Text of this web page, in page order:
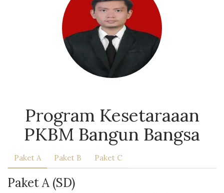
Program Kesetaraaan
PKBM Bangun Bangsa
Paket A Paket B Paket C
Paket A (SD)